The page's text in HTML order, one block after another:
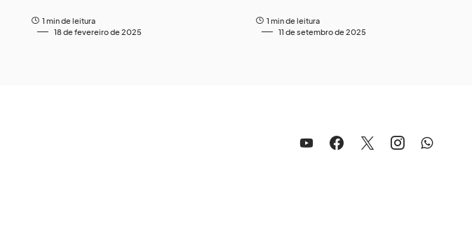
1 min de leitura
18 de fevereiro de 2025
1 min de leitura
11 de setembro de 2025